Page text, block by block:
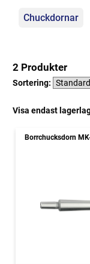
Kategorier
Chuckdornar
2 Produkter
Sortering:
Visa endast
Borrchucksdorn